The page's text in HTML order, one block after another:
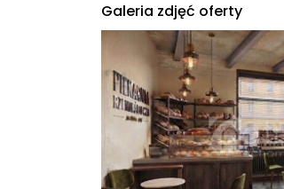
Galeria zdjęć oferty